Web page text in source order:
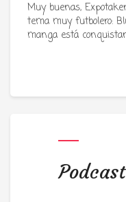
Muy buenas,
tema muy futbolero:
manga está